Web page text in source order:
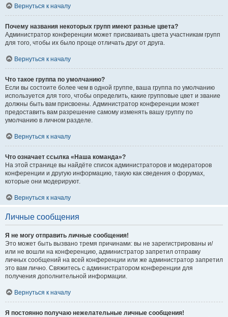
Вернуться к началу
Почему названия некоторых групп имеют разные цвета?
Администратор конференции может присваивать цвета участникам групп
для того, чтобы их было проще отличать друг от друга.
Вернуться к началу
Что такое группа по умолчанию?
Если вы состоите более чем в одной группе, ваша группа по умолчанию
используется для того, чтобы определить, какие групповые цвет и звание
должны быть вам присвоены. Администратор конференции может
предоставить вам разрешение самому изменять вашу группу по
умолчанию в личном разделе.
Вернуться к началу
Что означает ссылка «Наша команда»?
На этой странице вы найдёте список администраторов и модераторов
конференции и другую информацию, такую как сведения о форумах,
которые они модерируют.
Вернуться к началу
Личные сообщения
Я не могу отправить личные сообщения!
Это может быть вызвано тремя причинами: вы не зарегистрированы и/
или не вошли на конференцию, администратор запретил отправку
личных сообщений на всей конференции или же администратор запретил
это вам лично. Свяжитесь с администратором конференции для
получения дополнительной информации.
Вернуться к началу
Я постоянно получаю нежелательные личные сообщения!